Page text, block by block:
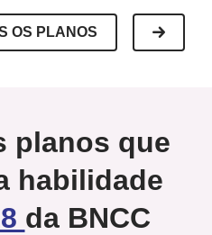
OS PLANOS
planos que
habilidade
da BNCC